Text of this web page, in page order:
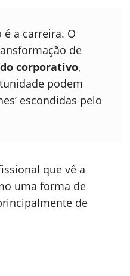
a carreira. O
de
corporativo,
podem
escondidas pelo
que vê a
uma forma de
de